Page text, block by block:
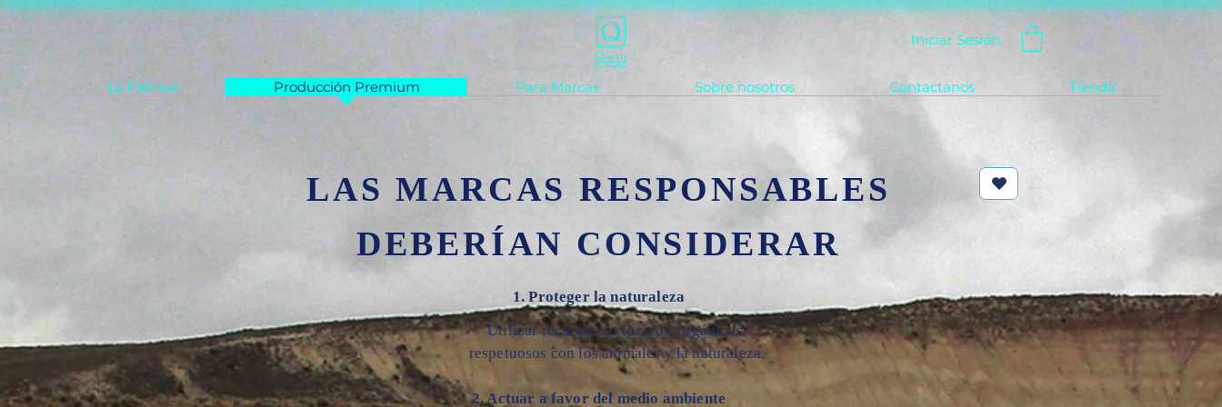
Iniciar Sesión
La Fabrica Producción Premium Para Marcas Sobre nosotros Contactanos Tienda
LAS MARCAS RESPONSABLES
DEBERÍAN CONSIDERAR
1. Proteger la naturaleza
Utilizar recursos no tóxicos,orgánicos,
respetuosos con los animales y la naturaleza.
2. Actuar a favor del medio ambiente